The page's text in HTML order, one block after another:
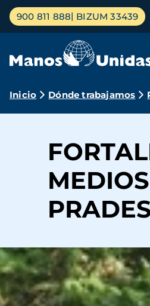
Pasar
contenido
Menú
principal
900 811 888 BIZUM 33439
Ruta
navegación
Inicio Dónde trabajamos